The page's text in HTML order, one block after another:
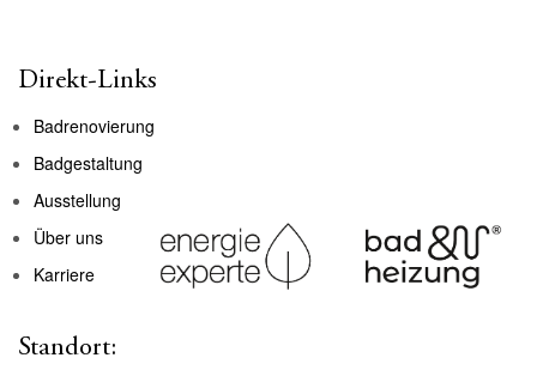
Direkt-Links
Badrenovierung
Badgestaltung
Ausstellung
Über uns
Karriere
Standort: